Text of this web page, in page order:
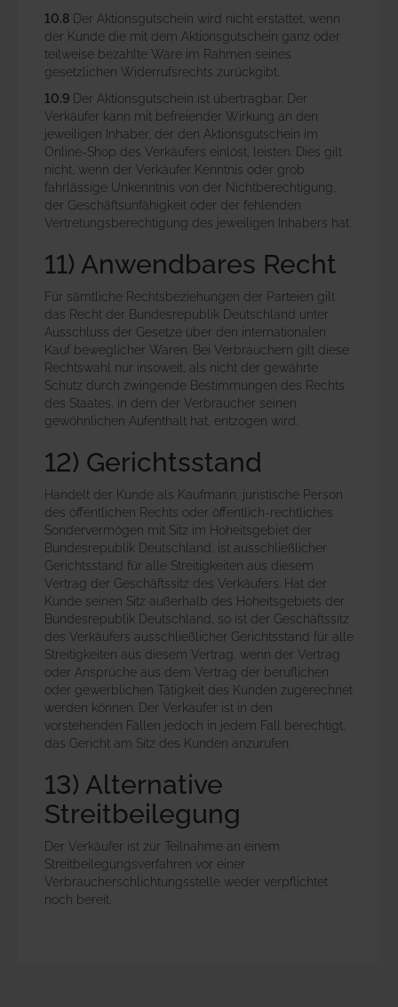
10.8 Der Aktionsgutschein wird nicht erstattet, wenn
der Kunde die mit dem Aktionsgutschein ganz oder
teilweise bezahlte Ware im Rahmen seines
gesetzlichen Widerrufsrechts zurückgibt.
10.9 Der Aktionsgutschein ist übertragbar. Der
Verkäufer kann mit befreiender Wirkung an den
jeweiligen Inhaber, der den Aktionsgutschein im
Online-Shop des Verkäufers einlöst, leisten. Dies gilt
nicht, wenn der Verkäufer Kenntnis oder grob
fahrlässige Unkenntnis von der Nichtberechtigung,
der Geschäftsunfähigkeit oder der fehlenden
Vertretungsberechtigung des jeweiligen Inhabers hat.
11) Anwendbares Recht
Für sämtliche Rechtsbeziehungen der Parteien gilt
das Recht der Bundesrepublik Deutschland unter
Ausschluss der Gesetze über den internationalen
Kauf beweglicher Waren. Bei Verbrauchern gilt diese
Rechtswahl nur insoweit, als nicht der gewährte
Schutz durch zwingende Bestimmungen des Rechts
des Staates, in dem der Verbraucher seinen
gewöhnlichen Aufenthalt hat, entzogen wird.
12) Gerichtsstand
Handelt der Kunde als Kaufmann, juristische Person
des öffentlichen Rechts oder öffentlich-rechtliches
Sondervermögen mit Sitz im Hoheitsgebiet der
Bundesrepublik Deutschland, ist ausschließlicher
Gerichtsstand für alle Streitigkeiten aus diesem
Vertrag der Geschäftssitz des Verkäufers. Hat der
Kunde seinen Sitz außerhalb des Hoheitsgebiets der
Bundesrepublik Deutschland, so ist der Geschäftssitz
des Verkäufers ausschließlicher Gerichtsstand für alle
Streitigkeiten aus diesem Vertrag, wenn der Vertrag
oder Ansprüche aus dem Vertrag der beruflichen
oder gewerblichen Tätigkeit des Kunden zugerechnet
werden können. Der Verkäufer ist in den
vorstehenden Fällen jedoch in jedem Fall berechtigt,
das Gericht am Sitz des Kunden anzurufen.
13) Alternative
Streitbeilegung
Der Verkäufer ist zur Teilnahme an einem
Streitbeilegungsverfahren vor einer
Verbraucherschlichtungsstelle weder verpflichtet
noch bereit.